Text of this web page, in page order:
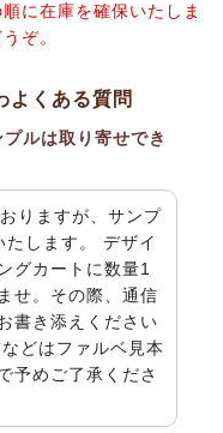
に在庫を確保いたしま
ぞ。
よくある質問
ルは取り寄せでき
りますが、サンプ
します。 デザイ
グカートに数量1
せ。その際、通信
書き添えください
どはファルベ見本
予めご了承くださ